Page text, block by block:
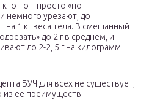
кто-то – просто «по
немного урезают, до
на 1 кг веса тела. В смешанный
до 2 г в среднем, и
до 2-2, 5 г на килограмм
БУЧ для всех не существует,
из ее преимуществ.